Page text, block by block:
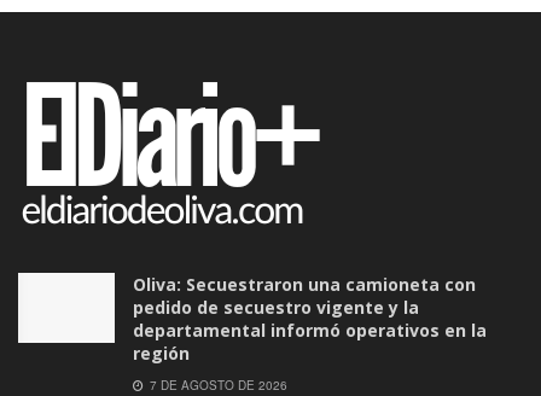
Oliva: Secuestraron una camioneta con
pedido de secuestro vigente y la
departamental informó operativos en la
región
7 DE AGOSTO DE 2026